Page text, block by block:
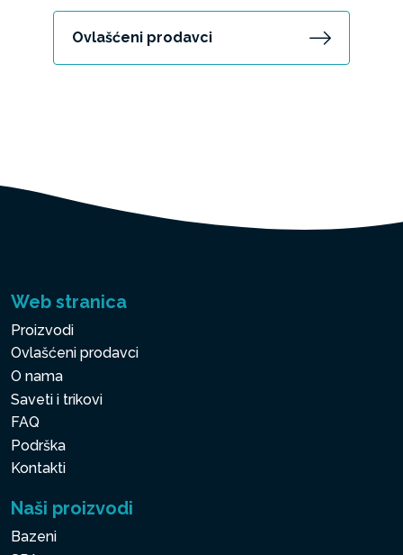
Ovlašćeni prodavci
Web stranica
Proizvodi
Ovlašćeni prodavci
O nama
Saveti i trikovi
FAQ
Podrška
Kontakti
Naši proizvodi
Bazeni